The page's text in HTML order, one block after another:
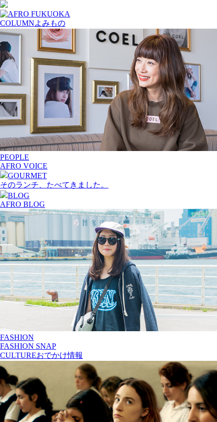
COLUMNよみもの
PEOPLE
AFRO VOICE
GOURMET
そのランチ、たべてきました。
BLOG
AFRO BLOG
FASHION
FASHION SNAP
CULTUREおでかけ情報